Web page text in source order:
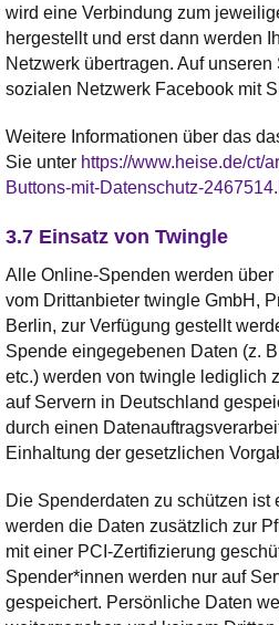
wird eine Verbindung zum
hergestellt und erst dann werden
Netzwerk übertragen. Auf
sozialen Netzwerk Facebook mit
Weitere Informationen über das
Sie unter https://www.heise.de/ct/
Buttons-mit-Datenschutz-
3.7 Einsatz von Twingle
Alle Online-Spenden werden
vom Drittanbieter twingle GmbH,
Berlin, zur Verfügung gestellt
Spende eingegebenen Daten (z.
etc.) werden von twingle lediglich
auf Servern in Deutschland
durch einen
Einhaltung der gesetzlichen
Die Spenderdaten zu schützen
werden die Daten zusätzlich zur
mit einer PCI-Zertifizierung
Spender*innen werden nur auf
gespeichert. Persönliche Daten